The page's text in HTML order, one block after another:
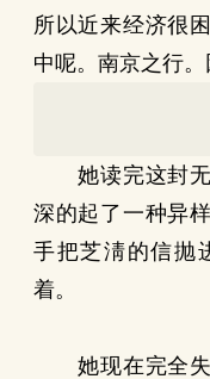
所以近来经济很
中呢。南京之行。
她读完这封无
深的起了一种异
手把芝淸的信抛
着。
她现在完全失